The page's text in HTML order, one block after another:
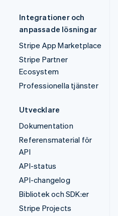
Integrationer och
anpassade lösningar
Stripe App Marketplace
Stripe Partner
Ecosystem
Professionella tjänster
Utvecklare
Dokumentation
Referensmaterial för
API
API-status
API-changelog
Bibliotek och SDK:er
Stripe Projects